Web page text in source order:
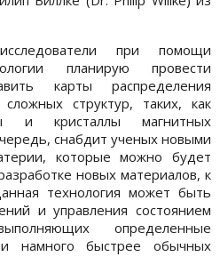
при помощи
планирую провести
карты распределения
структур, таких, как
и кристаллы магнитных
снабдит ученых новыми
которые можно будет
новых материалов, к
технология может быть
и управления состоянием
определенные
намного быстрее обычных